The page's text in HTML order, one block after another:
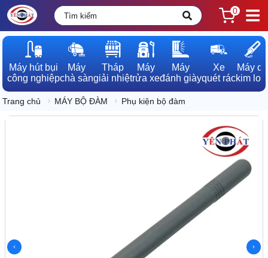
0
Máy hút bụi
công nghiệp
Máy
chà sàn
Tháp
giải nhiệt
Máy
rửa xe
Máy
đánh giày
Xe
quét rác
Máy dò
kim loại
Trang chủ MÁY BỘ ĐÀM Phụ kiện bộ đàm